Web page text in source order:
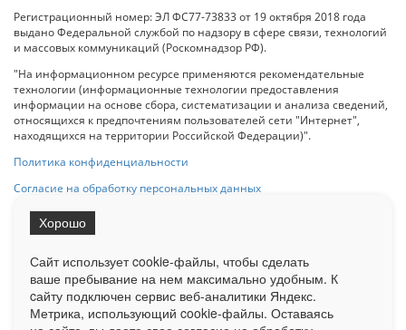
Регистрационный номер: ЭЛ ФС77-73833 от 19 октября 2018 года
выдано Федеральной службой по надзору в сфере связи, технологий
и массовых коммуникаций (Роскомнадзор РФ).
"На информационном ресурсе применяются рекомендательные
технологии (информационные технологии предоставления
информации на основе сбора, систематизации и анализа сведений,
относящихся к предпочтениям пользователей сети "Интернет",
находящихся на территории Российской Федерации)".
Политика конфиденциальности
Согласие на обработку персональных данных
на Сетевое издание «ОрелТаймс» обязательна.
Ограниченная статистика посещаемости доступна на сайте
Liveinternet.ru . Подробная статистика для рекламодателей по запросу
Сайт использует cookie-файлы, чтобы сделать
ваше пребывание на нем максимально удобным. К
cайту подключен сервис веб-аналитики Яндекс.
Метрика, использующий cookie-файлы. Оставаясь
Хорошо